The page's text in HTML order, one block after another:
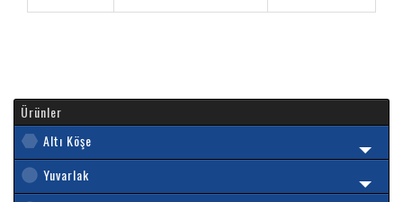
Ürünler
Altı Köşe
Yuvarlak